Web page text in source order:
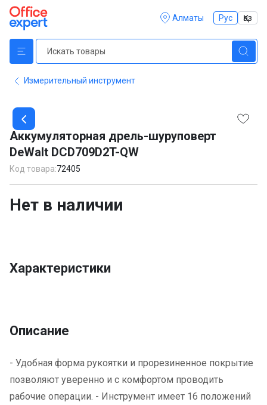
Алматы Рус Қаз
Измерительный инструмент
Item
1
of
1
Аккумуляторная дрель-шуруповерт
DeWalt DCD709D2T-QW
Код товара:72405
Нет в наличии
Характеристики
Описание
- Удобная форма рукоятки и прорезиненное покрытие
позволяют уверенно и с комфортом проводить
рабочие операции. - Инструмент имеет 16 положений